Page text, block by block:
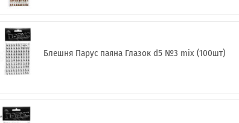
Блешня Парус паяна Глазок d5 №3 mix (100шт)